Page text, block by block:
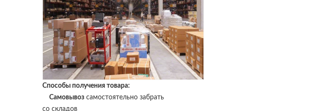
Способы получения товара:
Самовывоз самостоятельно забрать
со складов